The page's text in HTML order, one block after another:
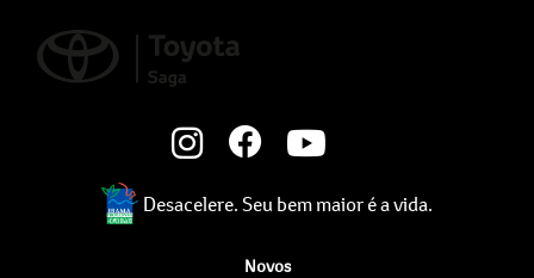
Desacelere. Seu bem maior é a vida.
Novos